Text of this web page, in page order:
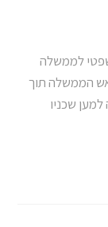
לממשלה
הממשלה תוך
שכניו